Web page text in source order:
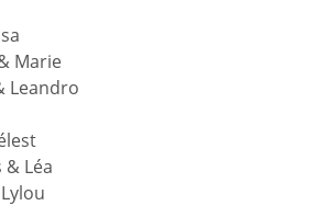
Marie
Leandro
& Léa